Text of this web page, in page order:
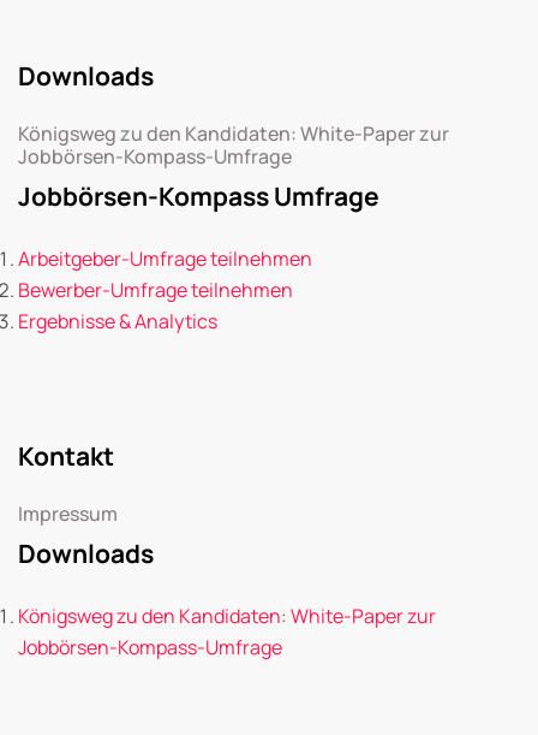
Downloads
Königsweg zu den Kandidaten: White-Paper zur
Jobbörsen-Kompass-Umfrage
Jobbörsen-Kompass Umfrage
Arbeitgeber-Umfrage teilnehmen
Bewerber-Umfrage teilnehmen
Ergebnisse & Analytics
Kontakt
Impressum
Downloads
Königsweg zu den Kandidaten: White-Paper zur
Jobbörsen-Kompass-Umfrage